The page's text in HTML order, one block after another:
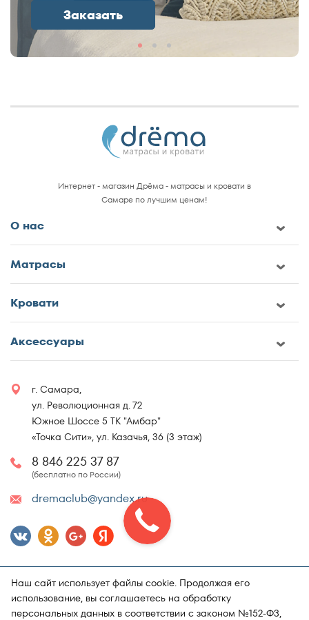
Заказать
Интернет - магазин Дрёма - матрасы и кровати в
Самаре по лучшим ценам!
О нас
Матрасы
Кровати
Аксессуары
г. Самара,
ул. Революционная д. 72
Южное Шоссе 5 ТК "Амбар"
«Точка Сити», ул. Казачья, 36 (3 этаж)
8 846 225 37 87
(бесплатно по России)
dremaclub@yandex.ru
Наш сайт использует файлы cookie. Продолжая его
использование, вы соглашаетесь на обработку
персональных данных в соответствии с законом №152-ФЗ,